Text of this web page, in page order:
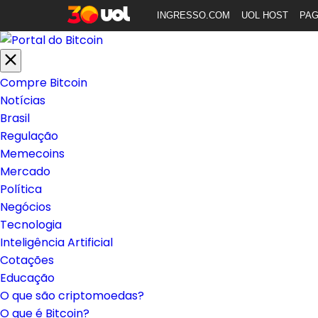
INGRESSO.COM UOL HOST
Compre Bitcoin
Notícias
Brasil
Regulação
Memecoins
Mercado
Política
Negócios
Tecnologia
Inteligência Artificial
Cotações
Educação
O que são criptomoedas?
O que é Bitcoin?